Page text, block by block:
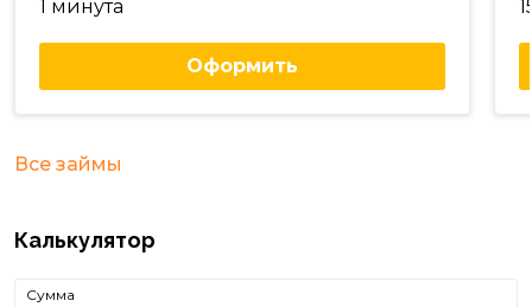
1 минута
Оформить
Все займы
Калькулятор
Сумма